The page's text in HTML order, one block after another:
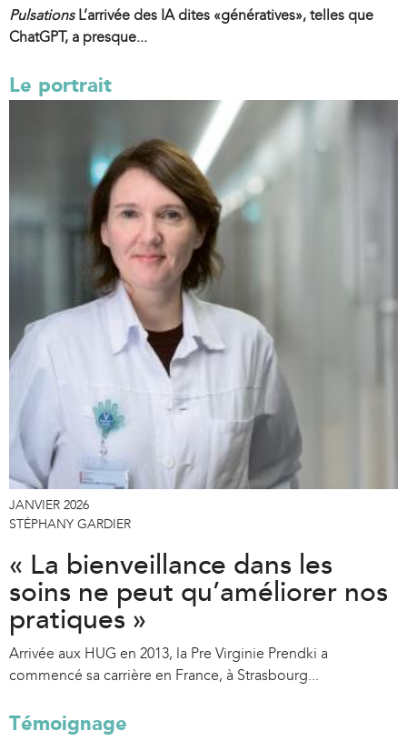
Pulsations L’arrivée des IA dites «génératives», telles que
ChatGPT, a presque...
Le portrait
JANVIER 2026
STÉPHANY GARDIER
« La bienveillance dans les
soins ne peut qu’améliorer nos
pratiques »
Arrivée aux HUG en 2013, la Pre Virginie Prendki a
commencé sa carrière en France, à Strasbourg...
Témoignage